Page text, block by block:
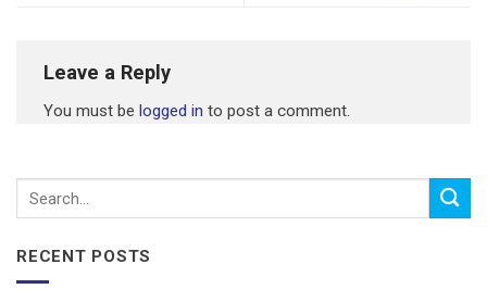
Leave a Reply
You must be logged in to post a comment.
RECENT POSTS